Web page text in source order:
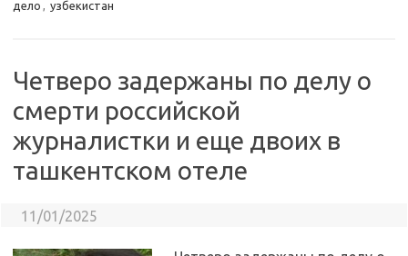
дело , узбекистан
Четверо задержаны по делу о
смерти российской
журналистки и еще двоих в
ташкентском отеле
11/01/2025